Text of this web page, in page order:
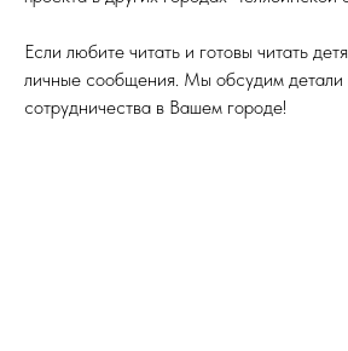
Если любите читать и готовы читать
личные сообщения. Мы обсудим детали
сотрудничества в Вашем городе!